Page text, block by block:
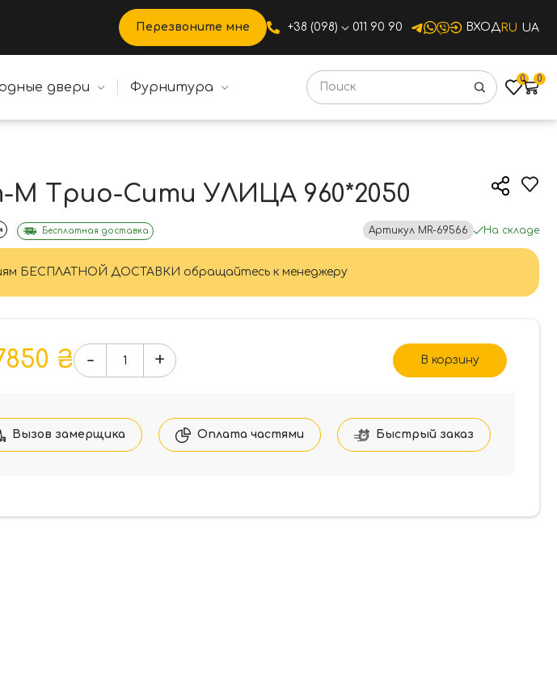
Перезвоните мне +38 (098) 011 90 90 ВХОД RU UA
двери Фурнитура
0 0
Трио-Сити УЛИЦА 960*2050
Бесплатная доставка Артикул MR-69566 На складе
БЕСПЛАТНОЙ ДОСТАВКИ обращайтесь к менеджеру
₴Количество
М
Трио-
Сити
- + В корзину
Вызов замерщика Оплата частями Быстрый заказ